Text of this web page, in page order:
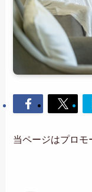
当ページはプロモ